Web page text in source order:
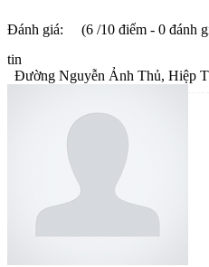
Đánh giá: (6 /10 điểm - 0 đánh
tin
Đường Nguyễn Ảnh Thủ, Hiệp